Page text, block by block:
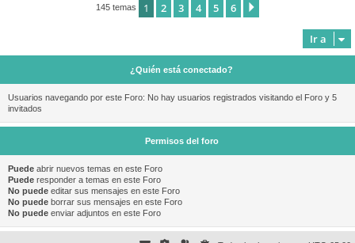
145 temas 1 2 3 4 5 6
Ir a
¿Quién está conectado?
Usuarios navegando por este Foro: No hay usuarios registrados visitando el Foro y 5
invitados
Permisos del foro
Puede abrir nuevos temas en este Foro
Puede responder a temas en este Foro
No puede editar sus mensajes en este Foro
No puede borrar sus mensajes en este Foro
No puede enviar adjuntos en este Foro